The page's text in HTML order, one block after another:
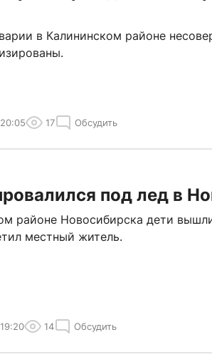
в Калининском районе
17 Обсудить
под лед в
районе Новосибирска дети
местный житель.
14 Обсудить